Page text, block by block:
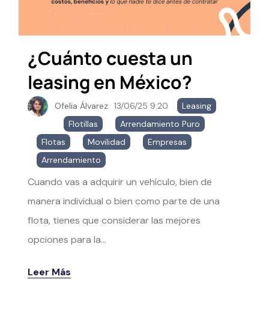
¿Cuánto cuesta un
leasing en México?
Ofelia Álvarez 13/06/25 9:20 Leasing
Flotillas
Arrendamiento Puro
Flotas
Movilidad Empresas
Arrendamiento
Cuando vas a adquirir un vehículo, bien de
manera individual o bien como parte de una
flota, tienes que considerar las mejores
opciones para la...
Leer Más